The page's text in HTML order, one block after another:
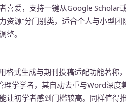
喜爱，支持一键从Google
资源”分门别类，适合个人与小型
整。
格式生成与期刊投稿适配功能著称
学学者，其自动去重与Word深度
让初学者感到门槛较高。同样值得